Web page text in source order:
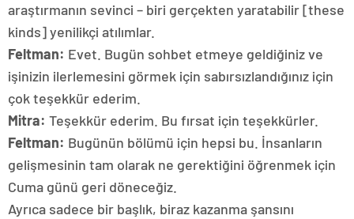
araştırmanın sevinci – biri gerçekten yaratabilir [these
kinds] yenilikçi atılımlar.
Feltman: Evet. Bugün sohbet etmeye geldiğiniz ve
işinizin ilerlemesini görmek için sabırsızlandığınız için
çok teşekkür ederim.
Mitra: Teşekkür ederim. Bu fırsat için teşekkürler.
Feltman: Bugünün bölümü için hepsi bu. İnsanların
gelişmesinin tam olarak ne gerektiğini öğrenmek için
Cuma günü geri döneceğiz.
Ayrıca sadece bir başlık, biraz kazanma şansını